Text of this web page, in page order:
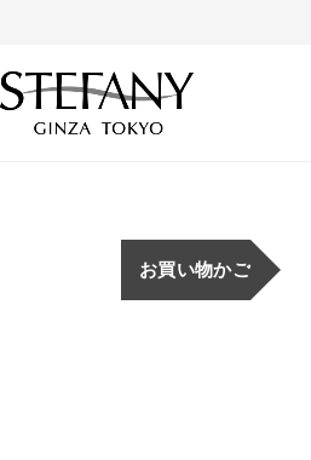
お買い物かご